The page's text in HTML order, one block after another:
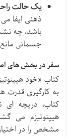
یک حالت
ذهنی ایفا می
باشد، چه
جسمانی
سفر در بخش های
کتاب «خود
به کارگیری
کتاب، دریچه
هیپنوتیزم می
مشخص را در